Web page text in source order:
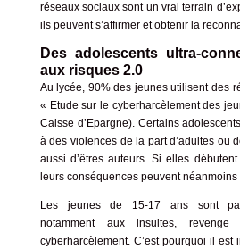
réseaux sociaux sont un vrai terrain
ils peuvent s’affirmer et obtenir la
Des adolescents ultra-
aux risques 2.0
Au lycée, 90% des jeunes utilisent des
« Etude sur le cyberharcèlement des
Caisse d’Epargne). Certains
à des violences de la part d’adultes ou
aussi d’êtres auteurs. Si elles
leurs conséquences peuvent
Les jeunes de 15-17 ans sont
notamment aux insultes,revenge
cyberharcèlement. C’est pourquoi il est